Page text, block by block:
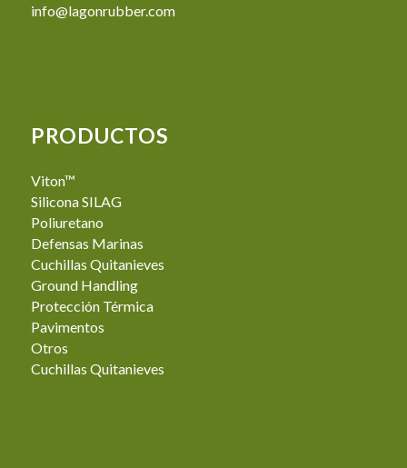
info@lagonrubber.com
PRODUCTOS
Viton™
Silicona SILAG
Poliuretano
Defensas Marinas
Cuchillas Quitanieves
Ground Handling
Protección Térmica
Pavimentos
Otros
Cuchillas Quitanieves